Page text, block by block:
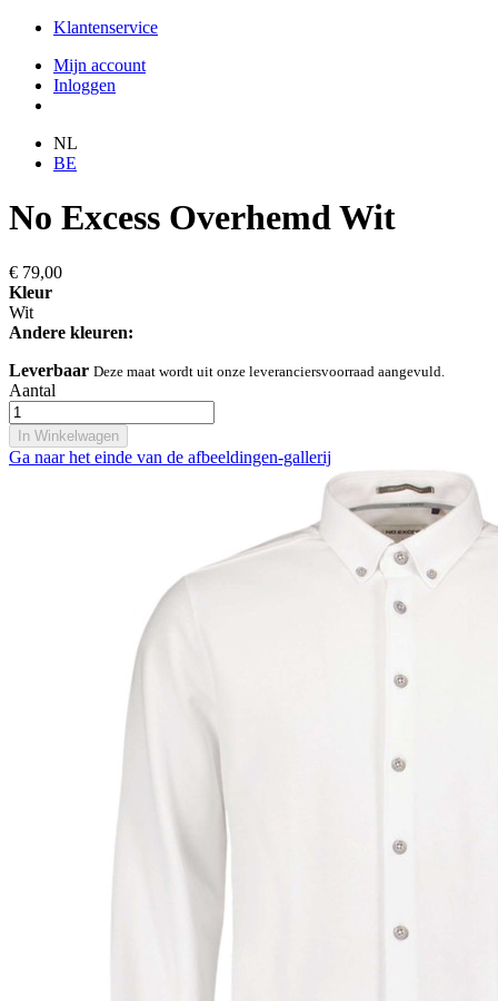
Klantenservice
Mijn account
Inloggen
NL
BE
No Excess Overhemd Wit
€ 79,00
Kleur
Wit
Andere kleuren:
Leverbaar Deze maat wordt uit onze leveranciersvoorraad aangevuld.
Aantal
In Winkelwagen
Ga naar het einde van de afbeeldingen-gallerij